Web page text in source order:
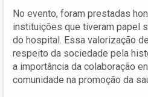
No evento, foram prestadas
instituições que tiveram papel
do hospital. Essa valorização
respeito da sociedade pela
a importância da colaboração
comunidade na promoção da